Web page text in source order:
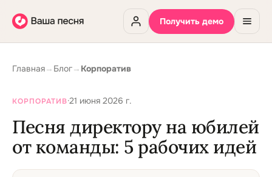
Получить демо
Главная→ Блог→ Корпоратив
КОРПОРАТИВ·21 июня 2026 г.
Песня директору на юбилей
от команды: 5 рабочих идей